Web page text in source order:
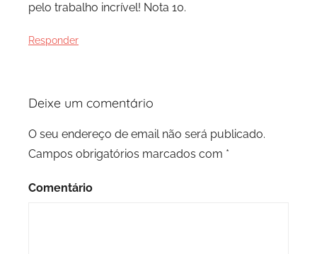
pelo trabalho incrível! Nota 10.
Responder
Deixe um comentário
O seu endereço de email não será publicado.
Campos obrigatórios marcados com *
Comentário